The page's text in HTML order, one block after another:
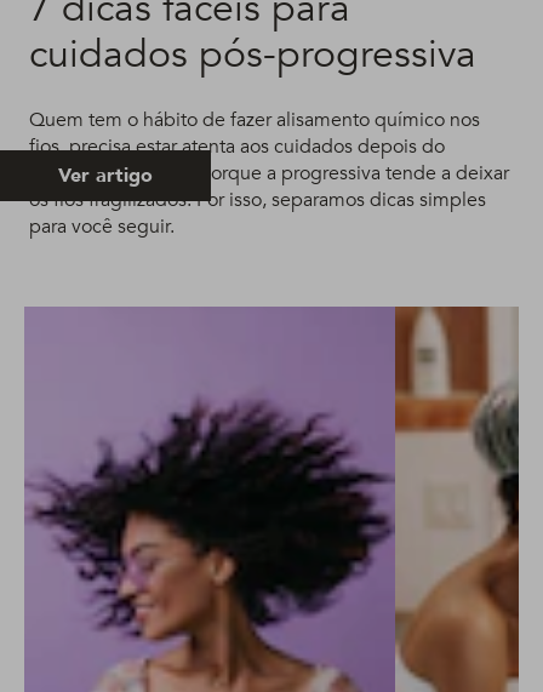
cuidados pós-progressiva
Quem tem o hábito de fazer alisamento químico nos
fios, precisa estar atenta aos cuidados depois do
procedimento. Isso porque a progressiva tende a deixar
os fios fragilizados. Por isso, separamos dicas simples
para você seguir.
Ver artigo